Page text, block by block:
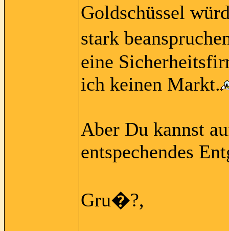
Goldschüssel
stark
eine
ich keinen Markt.
Aber Du kannst
entspechendes
Gru�?,